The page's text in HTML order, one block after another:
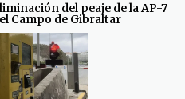
del peaje de la AP-7
Campo de Gibraltar